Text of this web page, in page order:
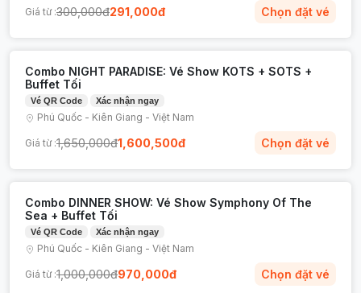
Giá từ :300,000đ291,000đ Chọn đặt vé
Combo NIGHT PARADISE: Vé Show KOTS + SOTS +
Buffet Tối
Vé QR Code Xác nhận ngay
Phú Quốc - Kiên Giang - Việt Nam
Giá từ :1,650,000đ1,600,500đ Chọn đặt vé
Combo DINNER SHOW: Vé Show Symphony Of The
Sea + Buffet Tối
Vé QR Code Xác nhận ngay
Phú Quốc - Kiên Giang - Việt Nam
Giá từ :1,000,000đ970,000đ Chọn đặt vé